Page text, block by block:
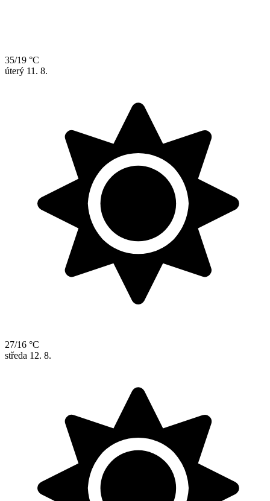
35/19 °C
úterý 11. 8.
27/16 °C
středa 12. 8.